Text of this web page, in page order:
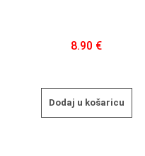
8.90 €
Dodaj u košaricu